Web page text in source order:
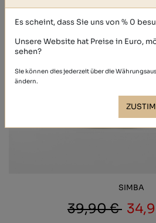
SIMBA
39,90 €
Es scheint, dass Sie uns von % 0
Unsere Website hat Preise in Euro,
sehen?
Sie können dies jederzeit über die
ändern.